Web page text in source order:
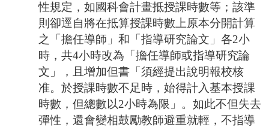
性規定，如國科會計畫抵授課時數等；該準
則卻逕自將在抵算授課時數上原本分開計算
之「擔任導師」和「指導研究論文」各2小
時，共4小時改為「擔任導師或指導研究論
文」，且增加但書「須經提出說明報校核
准。於授課時數不足時，始得計入基本授課
時數，但總數以2小時為限」。如此不但失去
彈性，還會變相鼓勵教師避重就輕，不指導